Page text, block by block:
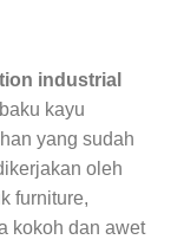
industrial
kayu
yang sudah
oleh
furniture,
kokoh dan awet